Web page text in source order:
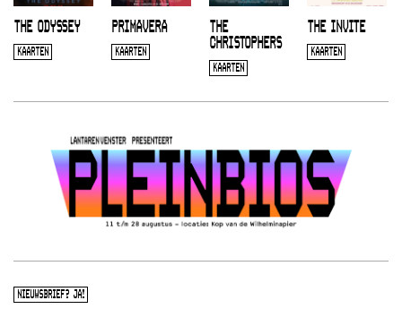
THE ODYSSEY
KAARTEN
PRIMAVERA
KAARTEN
THE
CHRISTOPHERS
KAARTEN
THE INVITE
KAARTEN
NIEUWSBRIEF? JA!